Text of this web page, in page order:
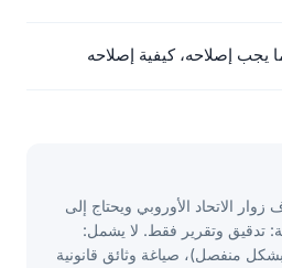
يجب إصلاحه، كيفية إصلاحه
الاتحاد الأوروبي ويحتاج إلى
تدقيق وتقرير فقط. لا يشمل:
منفصل)، صياغة وثائق قانونية